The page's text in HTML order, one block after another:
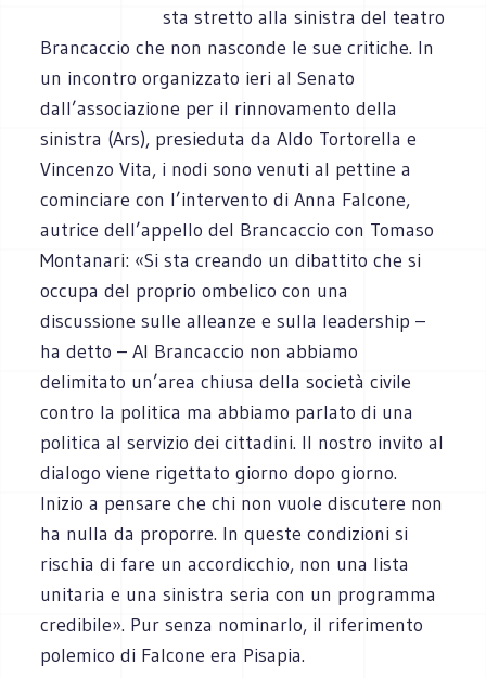
sta stretto alla sinistra del teatro
Brancaccio che non nasconde le sue critiche. In
un incontro organizzato ieri al Senato
dall’associazione per il rinnovamento della
sinistra (Ars), presieduta da Aldo Tortorella e
Vincenzo Vita, i nodi sono venuti al pettine a
cominciare con l’intervento di Anna Falcone,
autrice dell’appello del Brancaccio con Tomaso
Montanari: «Si sta creando un dibattito che si
occupa del proprio ombelico con una
discussione sulle alleanze e sulla leadership –
ha detto – Al Brancaccio non abbiamo
delimitato un’area chiusa della società civile
contro la politica ma abbiamo parlato di una
politica al servizio dei cittadini. Il nostro invito al
dialogo viene rigettato giorno dopo giorno.
Inizio a pensare che chi non vuole discutere non
ha nulla da proporre. In queste condizioni si
rischia di fare un accordicchio, non una lista
unitaria e una sinistra seria con un programma
credibile». Pur senza nominarlo, il riferimento
polemico di Falcone era Pisapia.